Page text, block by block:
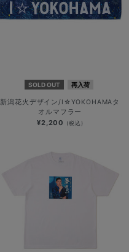
SOLD OUT 再入荷
新潟花火デザイン/I☆YOKOHAMAタ
オルマフラー
¥2,200 (税込)